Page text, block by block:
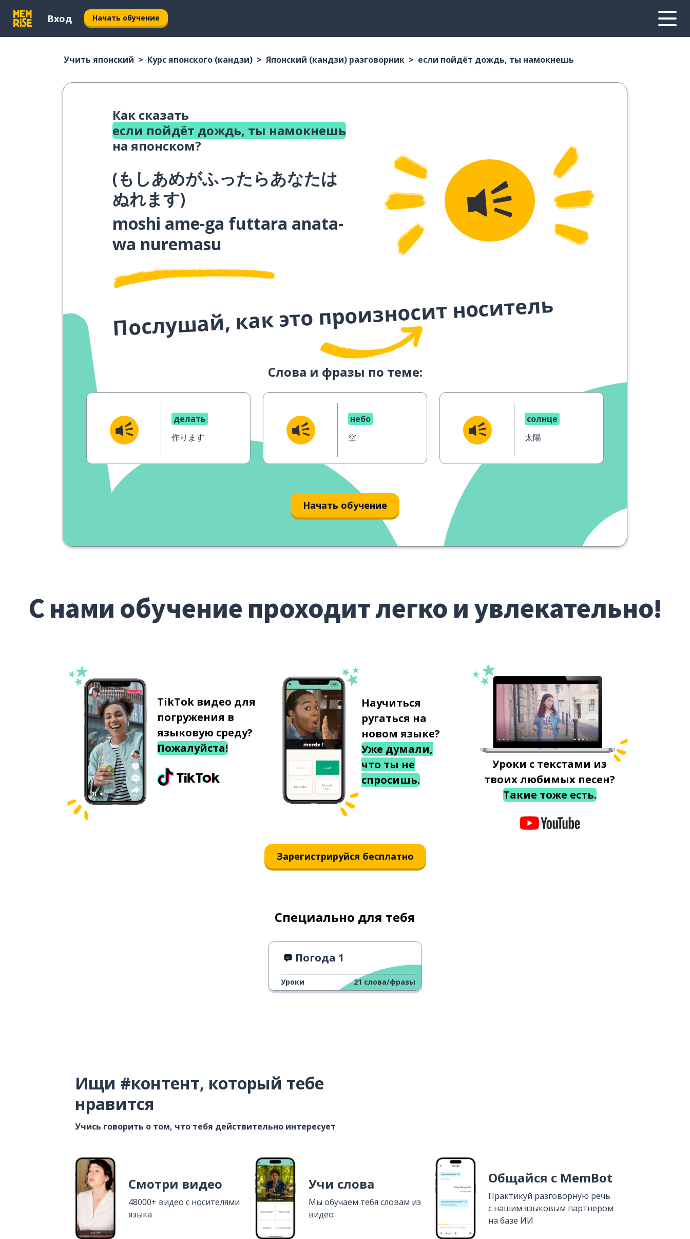
Вход Начать обучение
Учить японский Курс японского (кандзи) Японский (кандзи) разговорник если пойдёт дождь, ты намокнешь
Как сказать
если пойдёт дождь, ты намокнешь
на японском?
(もしあめがふったらあなたは
ぬれます)
moshi ame-ga futtara anata-
wa nuremasu
Послушай, как это произносит носитель
Слова и фразы по теме:
делать
作ります
небо
空
солнце
太陽
Начать обучение
С нами обучение проходит легко и увлекательно!
TikTok видео для
погружения в
языковую среду?
Пожалуйста!
Научиться
ругаться на
новом языке?
Уже думали,
что ты не
спросишь.
Уроки с текстами из
твоих любимых песен?
Такие тоже есть.
Зарегистрируйся бесплатно
Специально для тебя
Погода 1
Уроки 21 слова/фразы
Ищи #контент, который тебе
нравится
Учись говорить о том, что тебя действительно интересует
Смотри видео
48000+ видео с носителями
языка
Учи слова
Мы обучаем тебя словам из
видео
Общайся с MemBot
Практикуй разговорную речь
с нашим языковым партнером
на базе ИИ